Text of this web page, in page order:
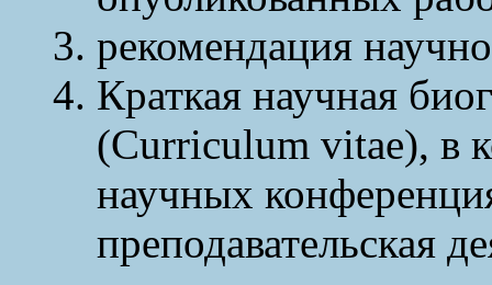
рекомендация
Краткая научная
(Curriculum vitae), в
научных
преподавательская